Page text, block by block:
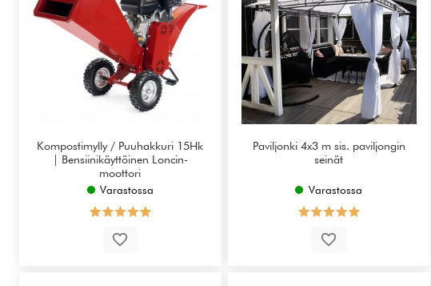
Kompostimylly / Puuhakkuri 15Hk
| Bensiinikäyttöinen Loncin-
moottori
Varastossa
Paviljonki 4x3 m sis. paviljongin
seinät
Varastossa